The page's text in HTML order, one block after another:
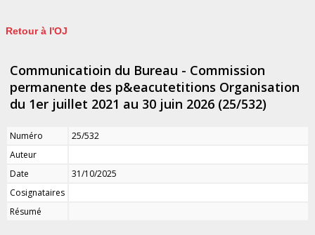
Retour à l'OJ
Communicatioin du Bureau - Commission
permanente des p&eacutetitions Organisation
du 1er juillet 2021 au 30 juin 2026 (25/532)
Numéro
25/532
Auteur
Date
31/10/2025
Cosignataires
Résumé